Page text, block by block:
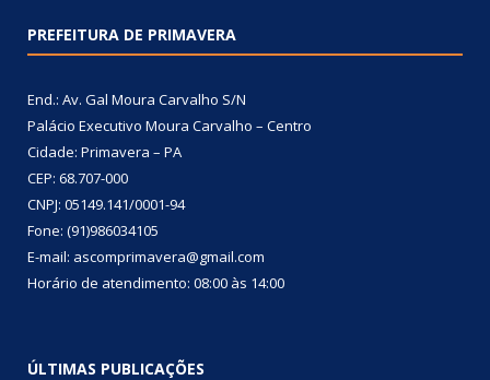
PREFEITURA DE PRIMAVERA
End.: Av. Gal Moura Carvalho S/N
Palácio Executivo Moura Carvalho – Centro
Cidade: Primavera – PA
CEP: 68.707-000
CNPJ: 05149.141/0001-94
Fone: (91)986034105
E-mail: ascomprimavera@gmail.com
Horário de atendimento: 08:00 às 14:00
ÚLTIMAS PUBLICAÇÕES